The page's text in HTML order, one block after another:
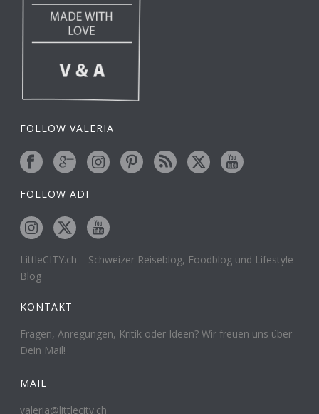
FOLLOW VALERIA
FOLLOW ADI
LittleCITY.ch – Schweizer Reiseblog, Foodblog und Lifestyle-
Blog
KONTAKT
Fragen, Anregungen, Kritik oder Ideen? Wir freuen uns über
Dein Mail!
MAIL
valeria@littlecity.ch